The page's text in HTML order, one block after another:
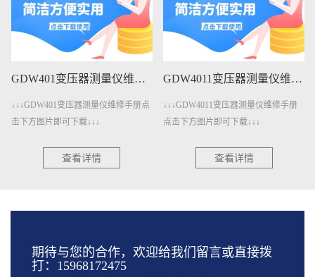
GDW401变压器测量仪维修手册下载
↓↓↓GDW401变压器测量仪维修手册点
击下方图片即可下载↓↓↓
查看详情
GDW4011变压器测量仪维修手册下载
↓↓↓GDW4011变压器测量仪维修手册
点击下方图片即可下载↓↓↓
查看详情
期待与您的合作，欢迎给我们留言或直接拨
打：15968172475